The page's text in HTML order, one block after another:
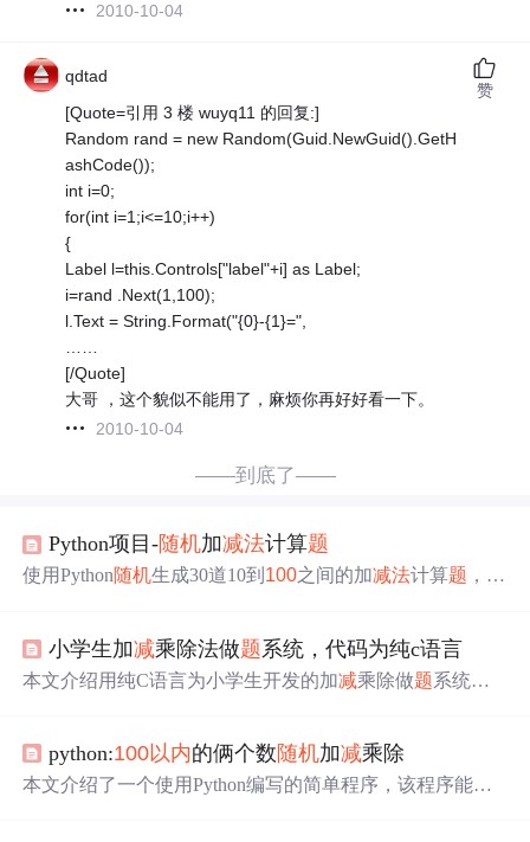
2010-10-04
qdtad
[Quote=引用 3 楼 wuyq11 的回复:]
Random rand = new Random(Guid.NewGuid().GetH
ashCode());
int i=0;
for(int i=1;i<=10;i++)
{
Label l=this.Controls["label"+i] as Label;
i=rand .Next(1,100);
l.Text = String.Format("{0}-{1}=",
[/Quote]
大哥 ，这个貌似不能用了，麻烦你再好好看一下。
2010-10-04
赞
——到底了——
Python项目-随机加减法计算题
使用Python随机生成30道10到 100之间的加减法计算题 ，确
行要求填写学号和姓名，题目在文件中以左对齐，每行5
道，每道题占10宽度，用制表符分隔。
小学生加减乘除法做题系统，代码为纯c语言
本文介绍用纯C语言为小学生开发的加减乘除做题系统。
一 题输出结果和总分，每次错一题扣2分，原设计做50
测试时改为5题。
python:100以内的俩个数随机加减乘除
本文介绍了一个使用Python编写的简单程序，该程序能够